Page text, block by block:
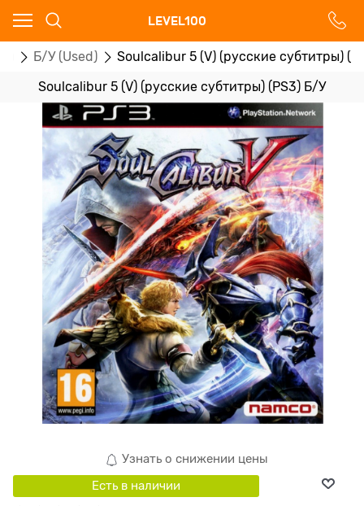
LEVEL100
Б/У (Used) Soulcalibur 5 (V) (русские субтитры)
Soulcalibur 5 (V) (русские субтитры) (PS3) Б/У
Узнать о снижении цены
Есть в наличии
Ваш город - Москва,
угадали?
ДА НЕТ